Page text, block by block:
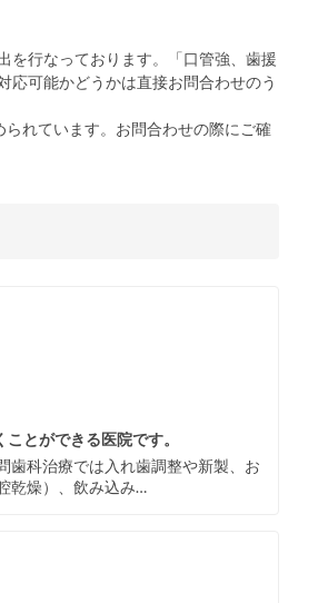
を行なっております。「口管強、歯援
応可能かどうかは直接お問合わせのう
れています。お問合わせの際にご確
とができる医院です。
歯科治療では入れ歯調整や新製、お
乾燥）、飲み込み…